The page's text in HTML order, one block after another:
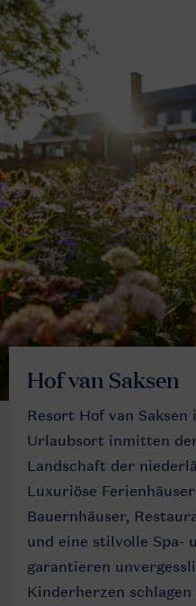
Hof van Saksen
Resort Hof van
Urlaubsort inmitten
Landschaft der
Luxuriöse
Bauernhäuser,
und eine stilvolle Spa-
garantieren
Kinderherzen